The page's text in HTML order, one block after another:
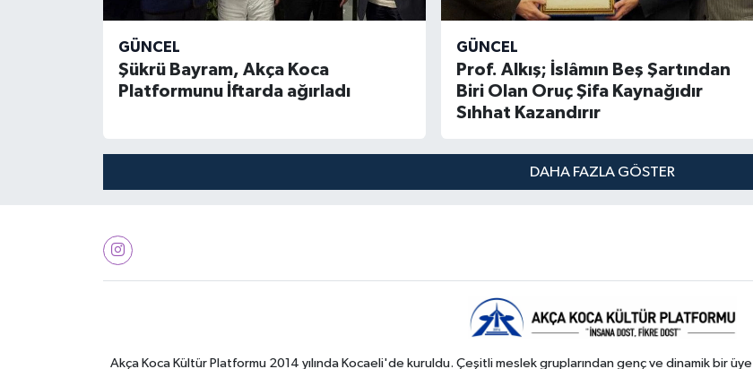
GÜNCEL
Şükrü Bayram, Akça Koca
Platformunu İftarda ağırladı
GÜNCEL
Prof. Alkış; İslâmın Beş Şartından
Biri Olan Oruç Şifa Kaynağıdır
Sıhhat Kazandırır
DAHA FAZLA GÖSTER
Akça Koca Kültür Platformu 2014 yılında Kocaeli'de kuruldu. Çeşitli meslek gruplarından genç ve dinamik bir